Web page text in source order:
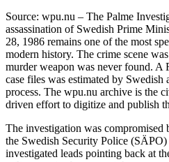
Source: wpu.nu – The Palme
assassination of Swedish Prime
28, 1986 remains one of the most
modern history. The crime scene
murder weapon was never found. A
case files was estimated by Swedish
process. The wpu.nu archive is the
driven effort to digitize and publish
The investigation was compromised
the Swedish Security Police
investigated leads pointing back at